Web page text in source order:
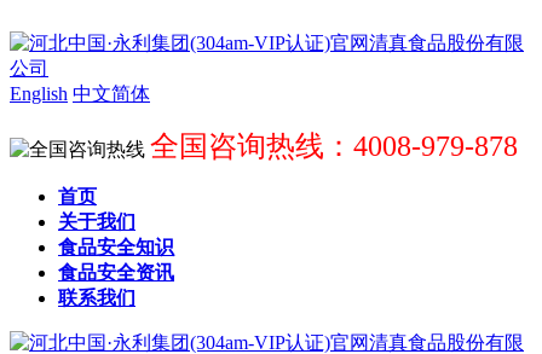
English 中文简体
全国咨询热线：4008-979-878
首页
关于我们
食品安全知识
食品安全资讯
联系我们